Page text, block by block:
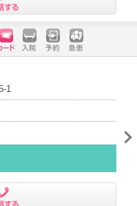
レジッ
入院 予約 急患
1